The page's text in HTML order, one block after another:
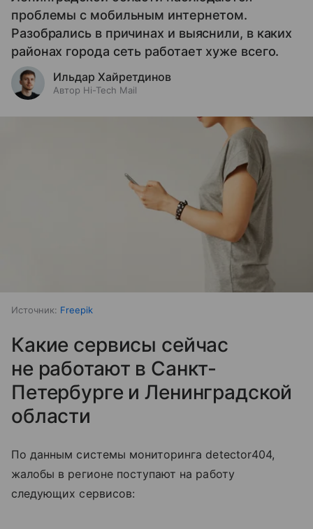
проблемы с мобильным интернетом.
Разобрались в причинах и выяснили, в каких
районах города сеть работает хуже всего.
Ильдар Хайретдинов
Автор Hi-Tech Mail
Источник: Freepik
Какие сервисы сейчас
не работают в Санкт-
Петербурге и Ленинградской
области
По данным системы мониторинга detector404,
жалобы в регионе поступают на работу
следующих сервисов: